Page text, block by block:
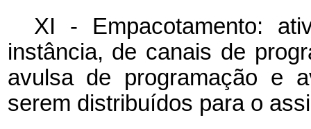
XI - Empacotamento:
instância, de canais de
avulsa de programação e
serem distribuídos para o